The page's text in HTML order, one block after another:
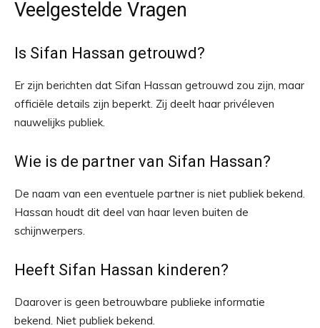
Veelgestelde Vragen
Is Sifan Hassan getrouwd?
Er zijn berichten dat Sifan Hassan getrouwd zou zijn, maar
officiële details zijn beperkt. Zij deelt haar privéleven
nauwelijks publiek.
Wie is de partner van Sifan Hassan?
De naam van een eventuele partner is niet publiek bekend.
Hassan houdt dit deel van haar leven buiten de
schijnwerpers.
Heeft Sifan Hassan kinderen?
Daarover is geen betrouwbare publieke informatie
bekend. Niet publiek bekend.